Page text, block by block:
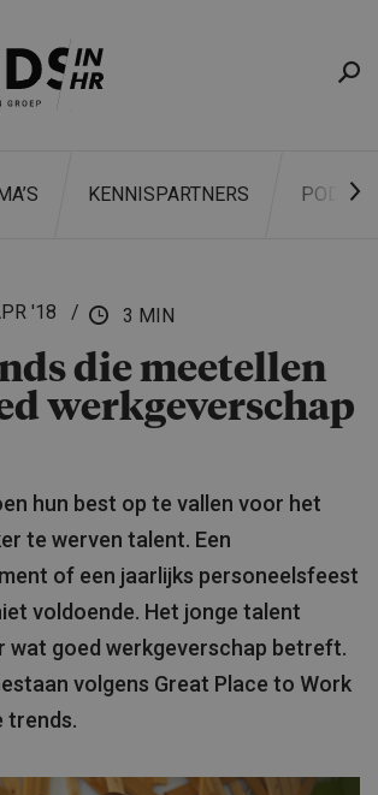
KENNISPARTNERS
ZOEKEN
'18 3 MIN
die meetellen
werkgever­schap
hun best op te vallen voor het
te werven talent. Een
of een jaarlijks personeelsfeest
voldoende. Het jonge talent
wat goed werkgeverschap betreft.
volgens Great Place to Work
trends.